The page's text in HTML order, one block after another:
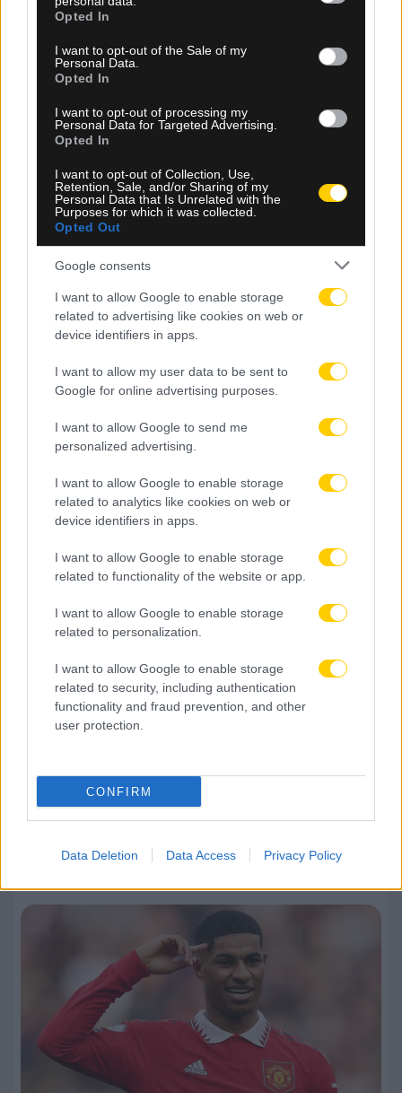
grant or deny consent to Google and its third-party tags to
use your data for below specified purposes in below Google
consent section.
Opted In
I want to opt-out of the Sale of my
Personal Data.
Opted In
I want to opt-out of processing my
Personal Data for Targeted Advertising.
Opted In
I want to opt-out of Collection, Use,
Retention, Sale, and/or Sharing of my
Personal Data that Is Unrelated with the
Purposes for which it was collected.
Opted Out
Google consents
I want to allow Google to enable storage
related to advertising like cookies on web or
device identifiers in apps.
I want to allow my user data to be sent to
Google for online advertising purposes.
I want to allow Google to send me
personalized advertising.
I want to allow Google to enable storage
related to analytics like cookies on web or
device identifiers in apps.
I want to allow Google to enable storage
related to functionality of the website or app.
I want to allow Google to enable storage
related to personalization.
I want to allow Google to enable storage
related to security, including authentication
functionality and fraud prevention, and other
user protection.
CONFIRM
Data Deletion Data Access Privacy Policy
10.08.2026, 21:24
Μπαρτσελόνα: Αγωνία για τον τραυματισμό του
Ρούνι Μπαρντάτζι – Φόβοι για πολύμηνη απουσία
10.08.2026, 21:05
Επιστροφή Τζιμπούρ στο ελληνικό ποδόσφαιρο:
στον Αχαρναϊκό!